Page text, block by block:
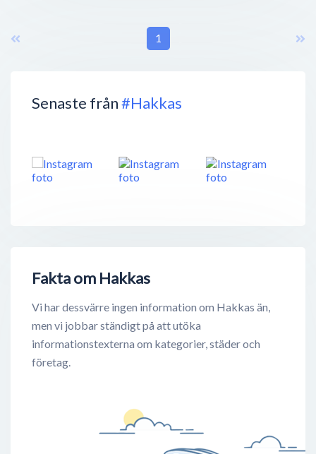
Senaste från#Hakkas
Fakta om Hakkas
Vi har dessvärre ingen information om Hakkas än,
men vi jobbar ständigt på att utöka
informationstexterna om kategorier, städer och
företag.
1